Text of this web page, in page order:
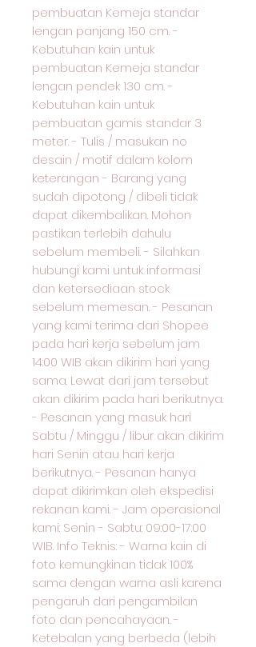
pembuatan Kemeja standar
lengan panjang 150 cm. -
Kebutuhan kain untuk
pembuatan Kemeja standar
lengan pendek 130 cm. -
Kebutuhan kain untuk
pembuatan gamis standar 3
meter. - Tulis / masukan no
desain / motif dalam kolom
keterangan - Barang yang
sudah dipotong / dibeli tidak
dapat dikembalikan. Mohon
pastikan terlebih dahulu
sebelum membeli. - Silahkan
hubungi kami untuk informasi
dan ketersediaan stock
sebelum memesan. - Pesanan
yang kami terima dari Shopee
pada hari kerja sebelum jam
14:00 WIB akan dikirim hari yang
sama. Lewat dari jam tersebut
akan dikirim pada hari berikutnya.
- Pesanan yang masuk hari
Sabtu / Minggu / libur akan dikirim
hari Senin atau hari kerja
berikutnya. - Pesanan hanya
dapat dikirimkan oleh ekspedisi
rekanan kami. - Jam operasional
kami: Senin - Sabtu: 09:00-17:00
WIB. Info Teknis: - Warna kain di
foto kemungkinan tidak 100%
sama dengan warna asli karena
pengaruh dari pengambilan
foto dan pencahayaan. -
Ketebalan yang berbeda (lebih